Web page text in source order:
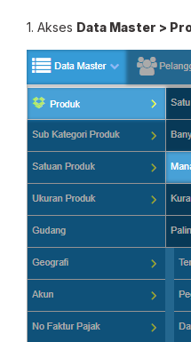
1. Akses Data Master >